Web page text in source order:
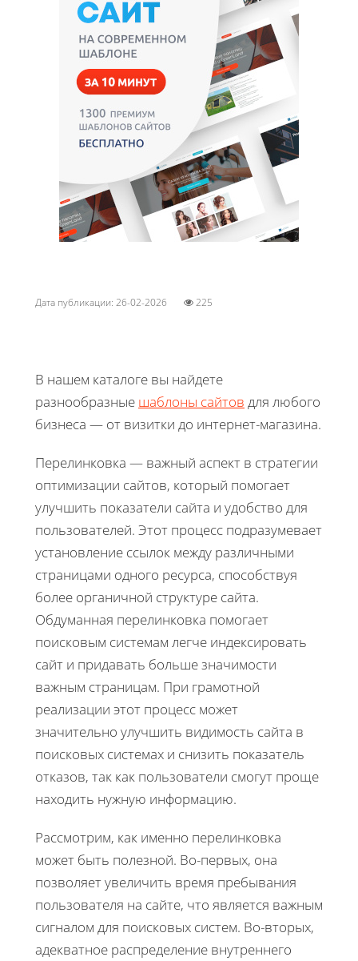
Дата публикации: 26-02-2026 225
В нашем каталоге вы найдете
разнообразные шаблоны сайтов для любого
бизнеса — от визитки до интернет-магазина.
Перелинковка — важный аспект в стратегии
оптимизации сайтов, который помогает
улучшить показатели сайта и удобство для
пользователей. Этот процесс подразумевает
установление ссылок между различными
страницами одного ресурса, способствуя
более органичной структуре сайта.
Обдуманная перелинковка помогает
поисковым системам легче индексировать
сайт и придавать больше значимости
важным страницам. При грамотной
реализации этот процесс может
значительно улучшить видимость сайта в
поисковых системах и снизить показатель
отказов, так как пользователи смогут проще
находить нужную информацию.
Рассмотрим, как именно перелинковка
может быть полезной. Во-первых, она
позволяет увеличить время пребывания
пользователя на сайте, что является важным
сигналом для поисковых систем. Во-вторых,
адекватное распределение внутреннего